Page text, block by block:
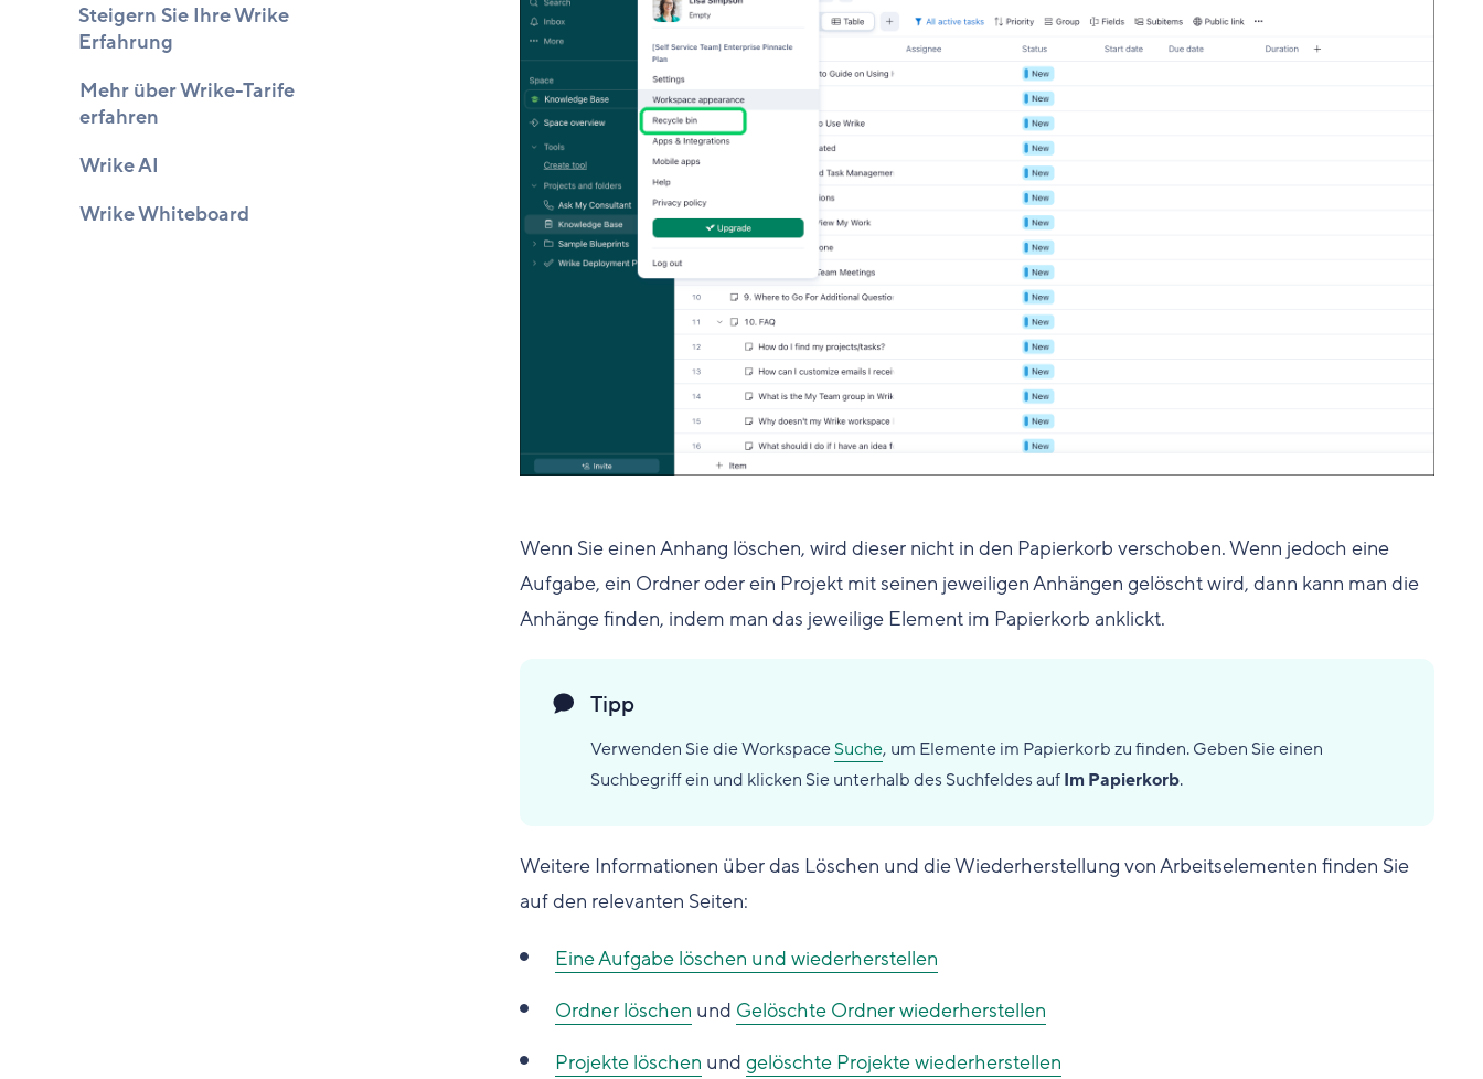
Steigern Sie Ihre Wrike
Erfahrung
Mehr über Wrike-Tarife
erfahren
Wrike AI
Wrike Whiteboard
Wenn Sie einen Anhang löschen, wird dieser nicht in den Papierkorb verschoben. Wenn jedoch eine
Aufgabe, ein Ordner oder ein Projekt mit seinen jeweiligen Anhängen gelöscht wird, dann kann man die
Anhänge finden, indem man das jeweilige Element im Papierkorb anklickt.
Tipp
Verwenden Sie die WorkspaceSuche, um Elemente im Papierkorb zu finden. Geben Sie einen
Suchbegriff ein und klicken Sie unterhalb des Suchfeldes aufIm Papierkorb.
Weitere Informationen über das Löschen und die Wiederherstellung von Arbeitselementen finden Sie
auf den relevanten Seiten:
Eine Aufgabe löschen und wiederherstellen
Ordner löschen und Gelöschte Ordner wiederherstellen
Projekte löschen und gelöschte Projekte wiederherstellen